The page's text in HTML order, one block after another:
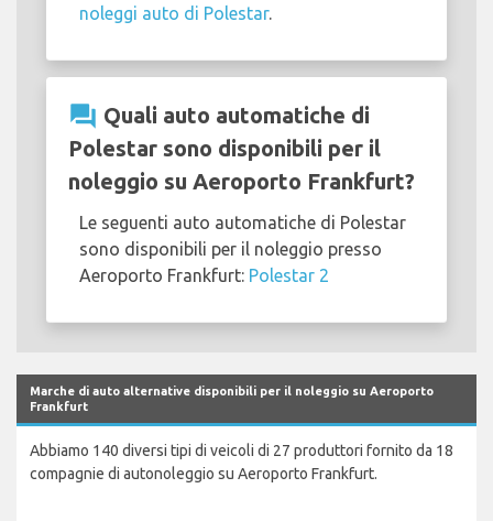
noleggi auto di Polestar.
question_answer Quali auto automatiche di
Polestar sono disponibili per il
noleggio su Aeroporto Frankfurt?
Le seguenti auto automatiche di Polestar
sono disponibili per il noleggio presso
Aeroporto Frankfurt: Polestar 2
Marche di auto alternative disponibili per il noleggio su Aeroporto
Frankfurt
Abbiamo 140 diversi tipi di veicoli di 27 produttori fornito da 18
compagnie di autonoleggio su Aeroporto Frankfurt.